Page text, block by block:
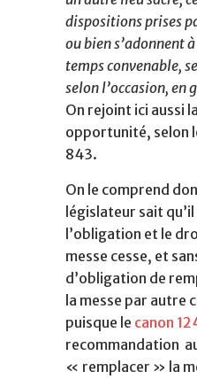
dispositions prises
ou bien s’adonnent
temps convenable,
selon l’occasion, en
On rejoint ici aussi
opportunité, selon
843.
On le comprend
législateur sait
l’obligation et le
messe cesse, et
d’obligation de
la messe par autre
puisque le canon
recommandation
« remplacer » la